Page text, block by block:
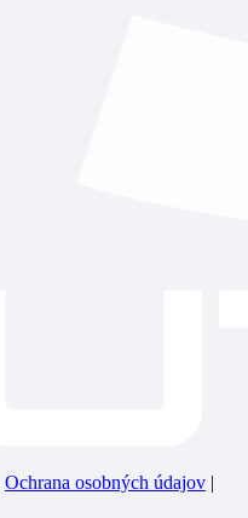
Ochrana osobných údajov |